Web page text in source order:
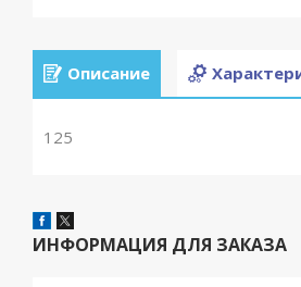
Описание
125
ИНФОРМАЦИЯ ДЛЯ ЗАКАЗА